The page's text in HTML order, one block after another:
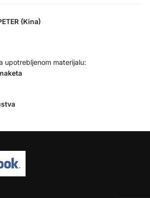
(Kina)
upotrebljenom materijalu: